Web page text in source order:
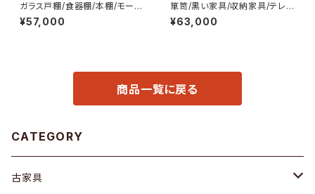
ガラス戸棚/食器棚/本棚/モール
ガラス/No.0218
¥57,000
箪笥/黒い家具/収納家具/テレビ
台/脚付き/No.0008
¥63,000
商品一覧に戻る
CATEGORY
古家具